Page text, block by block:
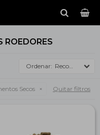
ROEDORES
Recomendados
Secos Quitar filtros